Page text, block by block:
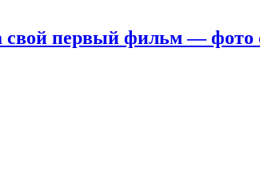
свой первый фильм — фото